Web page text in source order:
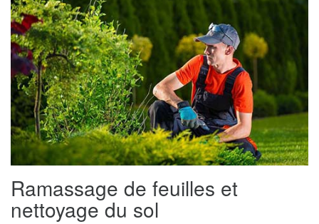
Ramassage de feuilles et
nettoyage du sol